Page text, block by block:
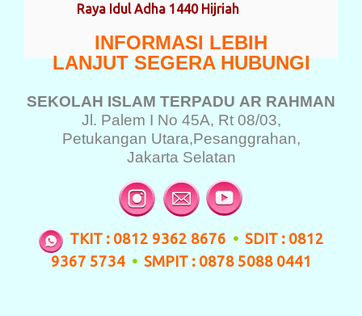
Raya Idul Adha 1440 Hijriah
INFORMASI LEBIH
LANJUT SEGERA HUBUNGI
SEKOLAH ISLAM TERPADU AR RAHMAN
Jl. Palem I No 45A, Rt 08/03,
Petukangan Utara,Pesanggrahan,
Jakarta Selatan
TKIT : 0812 9362 8676 • SDIT : 0812
9367 5734 • SMPIT : 0878 5088 0441